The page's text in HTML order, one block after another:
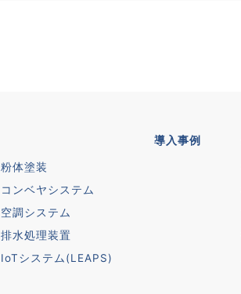
粉体塗装
コンベヤシステム
空調システム
排水処理装置
IoTシステム(LEAPS)
導入事例